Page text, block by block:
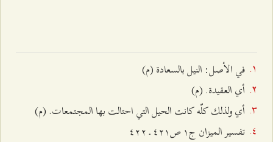
في الأصل: النيل بالسعادة (م)
أي العقيدة. (م)
أي ولذلك كلّه كانت الحيل التي احتالت بها المجتمعات. (م)
تفسير الميزان ج۱ ص٤٢۱ ـ ٤٢٢